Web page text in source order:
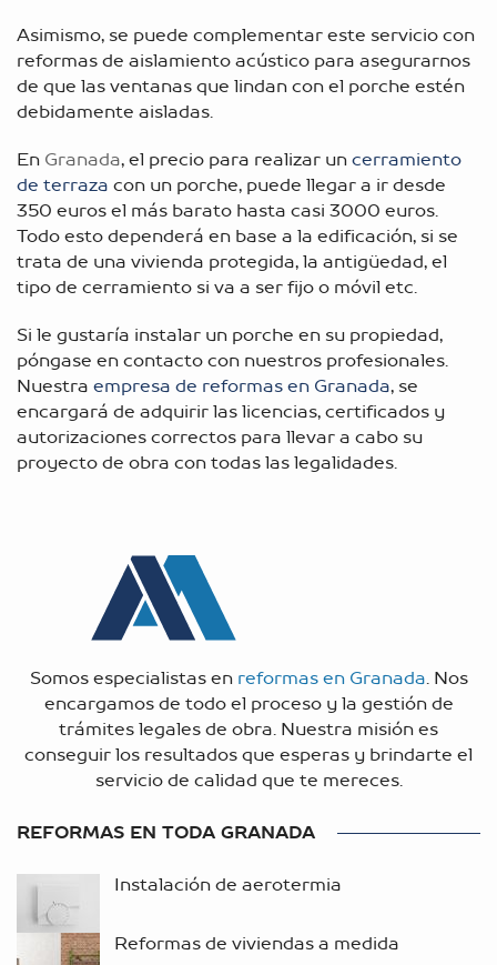
Asimismo, se puede complementar este servicio con
reformas de aislamiento acústico para asegurarnos
de que las ventanas que lindan con el porche estén
debidamente aisladas.
En Granada, el precio para realizar uncerramiento
de terraza con un porche, puede llegar a ir desde
350 euros el más barato hasta casi 3000 euros.
Todo esto dependerá en base a la edificación, si se
trata de una vivienda protegida, la antigüedad, el
tipo de cerramiento si va a ser fijo o móvil etc.
Si le gustaría instalar un porche en su propiedad,
póngase en contacto con nuestros profesionales.
Nuestra empresa de reformas en Granada, se
encargará de adquirir las licencias, certificados y
autorizaciones correctos para llevar a cabo su
proyecto de obra con todas las legalidades.
Somos especialistas en reformas en Granada. Nos
encargamos de todo el proceso y la gestión de
trámites legales de obra. Nuestra misión es
conseguir los resultados que esperas y brindarte el
servicio de calidad que te mereces.
REFORMAS EN TODA GRANADA
Instalación de aerotermia
Reformas de viviendas a medida